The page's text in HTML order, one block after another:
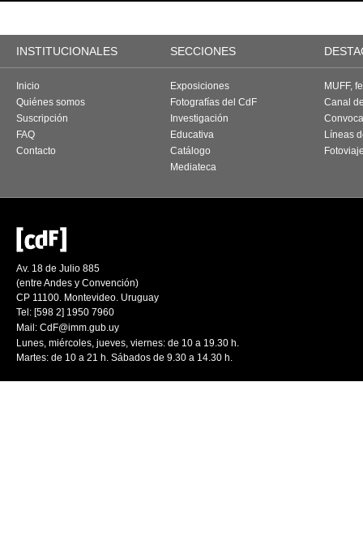
INSTITUCIONALES SECCIONES
Inicio
Quiénes somos
Suscripción
FAQ
Contacto
Exposiciones
Fotografías del CdF
Investigación
Educativa
Catálogo
Mediateca
MUFF,
Canal
Líneas
Av. 18 de Julio 885
(entre Andes y Convención)
CP 11100. Montevideo. Uruguay
Tel: [598 2] 1950 7960
Mail: CdF@imm.gub.uy
Lunes, miércoles, jueves, viernes: de 10 a 19.30 h.
Martes: de 10 a 21 h. Sábados de 9.30 a 14.30 h.